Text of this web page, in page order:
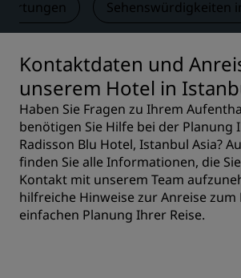
Sehenswürdigkeiten
Kontaktdaten und
unserem Hotel in
Haben Sie Fragen zu Ihrem
benötigen Sie Hilfe bei der Planung
Radisson Blu Hotel, Istanbul Asia?
finden Sie alle Informationen, die
Kontakt mit unserem Team
hilfreiche Hinweise zur Anreise
einfachen Planung Ihrer Reise.